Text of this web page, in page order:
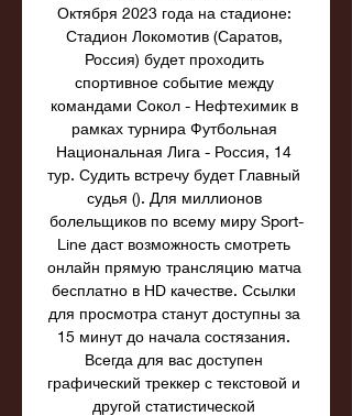
Октября 2023 года на стадионе:
Стадион Локомотив (Саратов,
Россия) будет проходить
спортивное событие между
командами Сокол - Нефтехимик в
рамках турнира Футбольная
Национальная Лига - Россия, 14
тур. Судить встречу будет Главный
судья (). Для миллионов
болельщиков по всему миру Sport-
Line даст возможность смотреть
онлайн прямую трансляцию матча
бесплатно в HD качестве. Ссылки
для просмотра станут доступны за
15 минут до начала состязания.
Всегда для вас доступен
графический треккер с текстовой и
другой статистической